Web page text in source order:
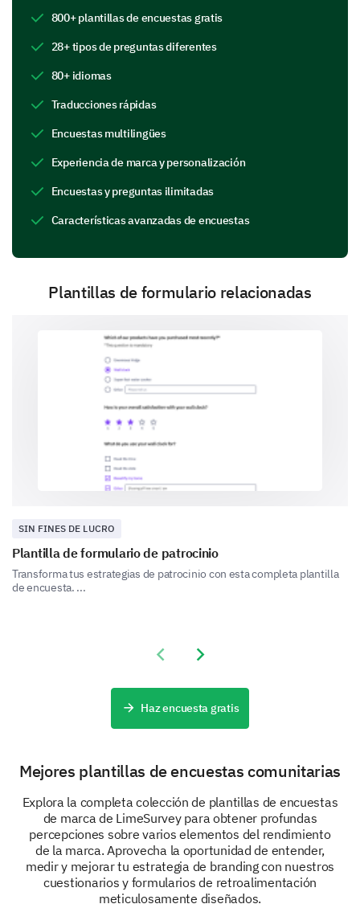
dentro de nuestra comunidad?
Presencia en línea
Liderazgo
Por favor, califica tu nivel de satisfacción e
Iniciativas comunitarias
Experiencia Personal y Sugerencias
Valoramos tus experiencias personales y sugerencias
para mejorar nuestra comunidad.
¿Puedes compartir una experiencia
800+ plantillas de encuestas gratis
28+ tipos de preguntas diferentes
80+ idiomas
Traducciones rápidas
Encuestas multilingües
Experiencia de marca y personalización
Encuestas y preguntas ilimitadas
Características avanzadas de encuestas
Plantillas de formulario relacionadas
SIN FINES DE LUCRO
Plantilla de formulario de patrocinio
Transforma tus estrategias de patrocinio con esta completa plantilla
de encuesta. ...
Previous slide
Next slide
Haz encuesta gratis
Mejores plantillas de encuestas comunitarias
Explora la completa colección de plantillas de encuestas
de marca de LimeSurvey para obtener profundas
percepciones sobre varios elementos del rendimiento
de la marca. Aprovecha la oportunidad de entender,
medir y mejorar tu estrategia de branding con nuestros
cuestionarios y formularios de retroalimentación
meticulosamente diseñados.